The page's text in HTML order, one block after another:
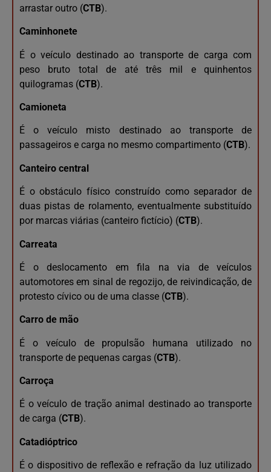
arrastar outro (CTB).
Caminhonete
É o veículo destinado ao transporte de carga com
peso bruto total de até três mil e quinhentos
quilogramas (CTB).
Camioneta
É o veículo misto destinado ao transporte de
passageiros e carga no mesmo compartimento (CTB).
Canteiro central
É o obstáculo físico construído como separador de
duas pistas de rolamento, eventualmente substituído
por marcas viárias (canteiro fictício) (CTB).
Carreata
É o deslocamento em fila na via de veículos
automotores em sinal de regozijo, de reivindicação, de
protesto cívico ou de uma classe (CTB).
Carro de mão
É o veículo de propulsão humana utilizado no
transporte de pequenas cargas (CTB).
Carroça
É o veículo de tração animal destinado ao transporte
de carga (CTB).
Catadióptrico
É o dispositivo de reflexão e refração da luz utilizado